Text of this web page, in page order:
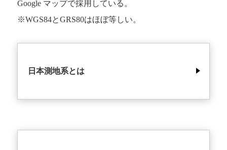
Google マップで採用している。
※WGS84とGRS80はほぼ等しい。
日本測地系とは